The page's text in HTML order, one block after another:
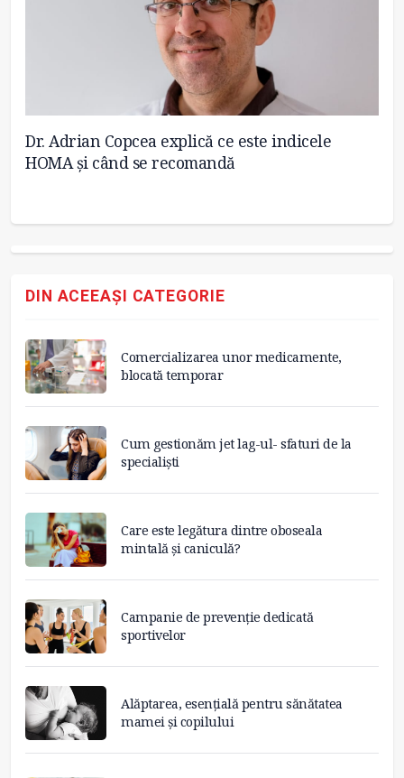
Dr. Adrian Copcea explică ce este indicele
HOMA și când se recomandă
DIN ACEEAȘI CATEGORIE
Comercializarea unor medicamente,
blocată temporar
Cum gestionăm jet lag-ul- sfaturi de la
specialiști
Care este legătura dintre oboseala
mintală și caniculă?
Campanie de prevenție dedicată
sportivelor
Alăptarea, esențială pentru sănătatea
mamei și copilului